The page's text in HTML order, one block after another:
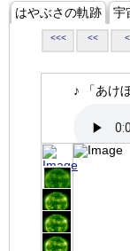
はやぶさの軌跡 宇
<<< << <
♪ 「あけ